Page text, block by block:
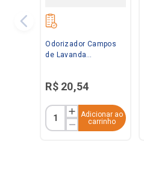
Odorizador Campos
de Lavanda
Bom Ar
R$ 20,54
Adicionar ao
carrinho